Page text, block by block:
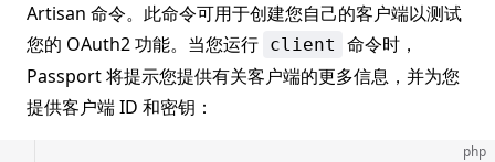
Artisan 命令。此命令可用于创建您自己的客户端以测试
您的 OAuth2 功能。当您运行 client
命令时，
Passport 将提示您提供有关客户端的更多信息，并为您
提供客户端 ID 和密钥：
php